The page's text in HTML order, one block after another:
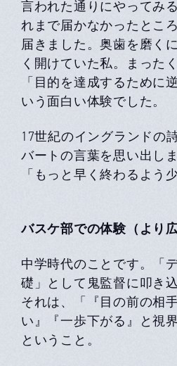
言われた通りにやってみ
れまで届かなかったとこ
届きました。奥歯を磨く
く開けていた私。まった
「目的を達成するために
いう面白い体験でした。
17世紀のイングランドの
バートの言葉を思い出しま
「もっと早く終わるよう
バスケ部での体験（より
中学時代のことです。「
礎」として鬼監督に叩き
それは、「『目の前の相
い』『一歩下がる』と視
ということ。